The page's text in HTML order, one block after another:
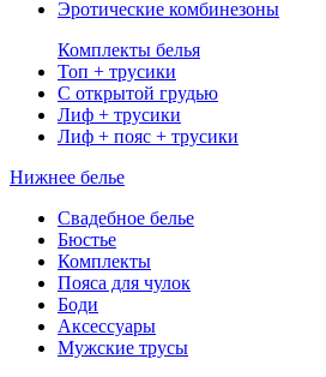
Эротические комбинезоны
Комплекты белья
Топ + трусики
С открытой грудью
Лиф + трусики
Лиф + пояс + трусики
Нижнее белье
Свадебное белье
Бюстье
Комплекты
Пояса для чулок
Боди
Аксессуары
Мужские трусы